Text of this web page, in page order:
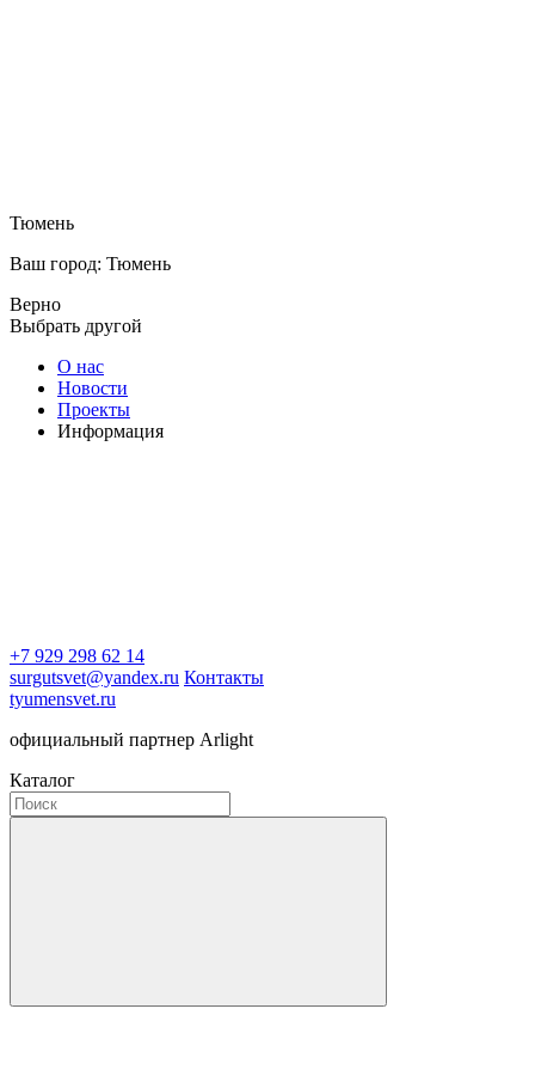
Тюмень
Ваш город: Тюмень
Верно
Выбрать другой
О нас
Новости
Проекты
Информация
+7 929 298 62 14
surgutsvet@yandex.ru Контакты
tyumensvet.ru
официальный партнер Arlight
Каталог